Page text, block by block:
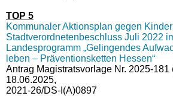
TOP 5
Kommunaler Aktionsplan gegen
Stadtverordnetenbeschluss Juli 2022
Landesprogramm „Gelingendes
leben – Präventionsketten Hessen“
Antrag Magistratsvorlage Nr. 2025-181
18.06.2025,
2021-26/DS-I(A)0897